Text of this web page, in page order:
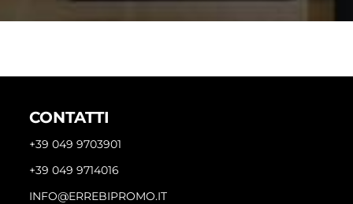
CONTATTI
+39 049 9703901
+39 049 9714016
INFO@ERREBIPROMO.IT